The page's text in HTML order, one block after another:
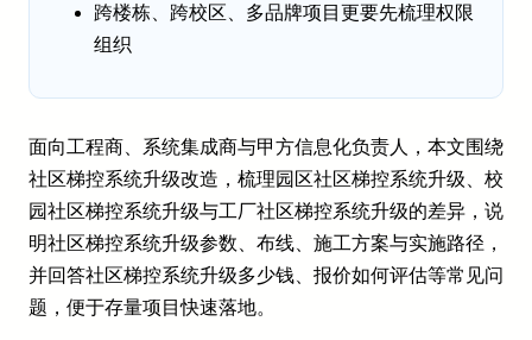
跨楼栋、跨校区、多品牌项目更要先梳理权限
组织
面向工程商、系统集成商与甲方信息化负责人，本文围绕
社区梯控系统升级改造，梳理园区社区梯控系统升级、校
园社区梯控系统升级与工厂社区梯控系统升级的差异，说
明社区梯控系统升级参数、布线、施工方案与实施路径，
并回答社区梯控系统升级多少钱、报价如何评估等常见问
题，便于存量项目快速落地。